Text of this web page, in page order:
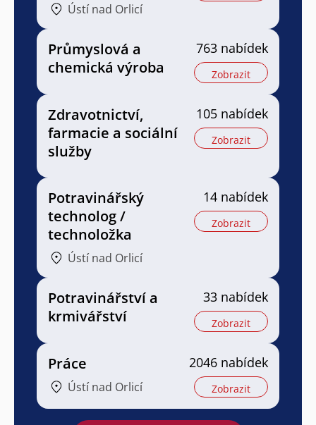
Ústí nad Orlicí
Průmyslová a
chemická výroba
763 nabídek
Zobrazit
Zdravotnictví,
farmacie a sociální
služby
105 nabídek
Zobrazit
Potravinářský
technolog /
technoložka
Ústí nad Orlicí
14 nabídek
Zobrazit
Potravinářství a
krmivářství
33 nabídek
Zobrazit
Práce
Ústí nad Orlicí
2046 nabídek
Zobrazit